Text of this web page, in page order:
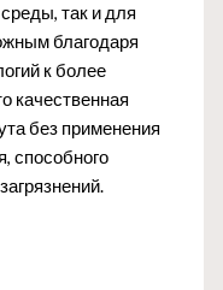
так и для
благодаря
к более
качественная
без применения
способного